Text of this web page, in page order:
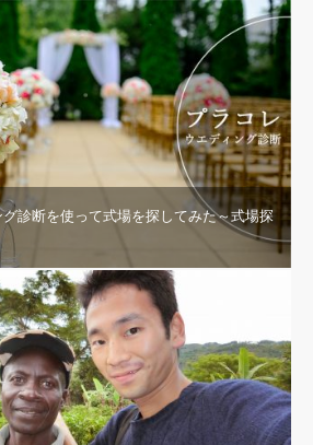
診断を使って式場を探してみた～式場探